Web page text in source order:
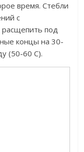
время. Стебли
с
расщепить под
концы на 30-
(50-60 С).